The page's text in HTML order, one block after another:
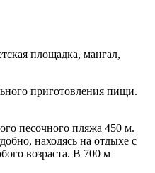
площадка, мангал,
приготовления пищи.
песочного пляжа 450 м.
находясь на отдыхе с
возраста. В 700 м